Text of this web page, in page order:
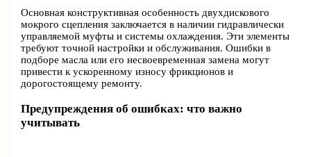
Основная конструктивная особенность двухдискового
мокрого сцепления заключается в наличии гидравлически
управляемой муфты и системы охлаждения. Эти элементы
требуют точной настройки и обслуживания. Ошибки в
подборе масла или его несвоевременная замена могут
привести к ускоренному износу фрикционов и
дорогостоящему ремонту.
Предупреждения об ошибках: что важно
учитывать